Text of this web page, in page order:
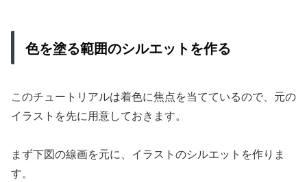
色を塗る範囲のシルエットを作る
このチュートリアルは着色に焦点を当てているので、元の
イラストを先に用意しておきます。
まず下図の線画を元に、イラストのシルエットを作りま
す。